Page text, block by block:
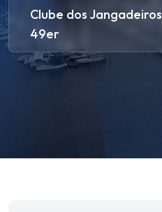
Clube dos Jangadeiros
49er